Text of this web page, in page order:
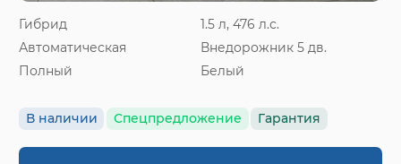
Гибрид
1.5 л, 476 л.с.
Автоматическая
Внедорожник 5 дв.
Полный
Белый
В наличии Спецпредложение Гарантия